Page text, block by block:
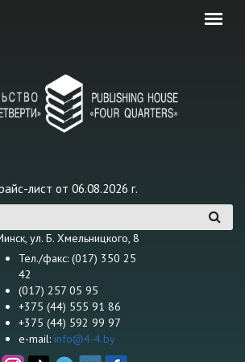
лист от 06.08.2026 г.
ул. Б. Хмельницкого, 8
Тел./факс: (017) 350 25
42
(017) 257 05 95
+375 (44) 555 91 86
+375 (44) 592 99 97
e-mail: info@4-4.by